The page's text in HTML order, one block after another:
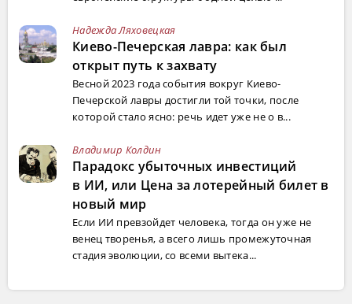
Надежда Ляховецкая
Киево-Печерская лавра: как был
открыт путь к захвату
Весной 2023 года события вокруг Киево-
Печерской лавры достигли той точки, после
которой стало ясно: речь идет уже не о в...
Владимир Колдин
Парадокс убыточных инвестиций
в ИИ, или Цена за лотерейный билет в
новый мир
Если ИИ превзойдет человека, тогда он уже не
венец творенья, а всего лишь промежуточная
стадия эволюции, со всеми вытека...